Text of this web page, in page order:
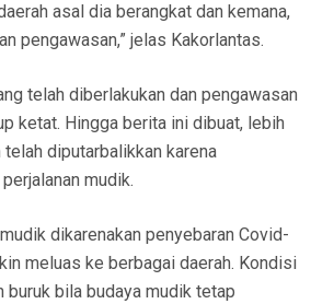
asal dia berangkat dan kemana,
pengawasan,” jelas Kakorlantas.
telah diberlakukan dan pengawasan
ketat. Hingga berita ini dibuat, lebih
diputarbalikkan karena
mudik.
dikarenakan penyebaran Covid-
meluas ke berbagai daerah. Kondisi
bila budaya mudik tetap